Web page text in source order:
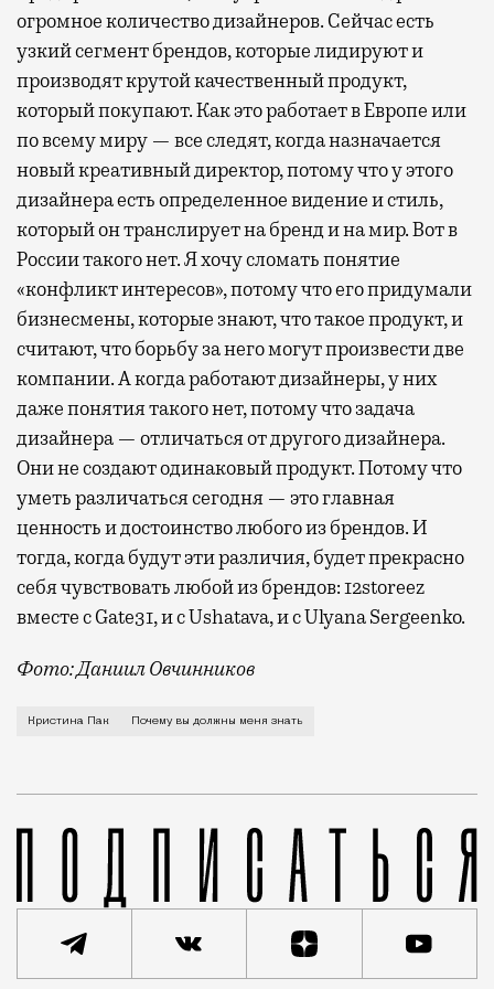
огромное количество дизайнеров. Сейчас есть
узкий сегмент брендов, которые лидируют и
производят крутой качественный продукт,
который покупают. Как это работает в Европе или
по всему миру — все следят, когда назначается
новый креативный директор, потому что у этого
дизайнера есть определенное видение и стиль,
который он транслирует на бренд и на мир. Вот в
России такого нет. Я хочу сломать понятие
«конфликт интересов», потому что его придумали
бизнесмены, которые знают, что такое продукт, и
считают, что борьбу за него могут произвести две
компании. А когда работают дизайнеры, у них
даже понятия такого нет, потому что задача
дизайнера — отличаться от другого дизайнера.
Они не создают одинаковый продукт. Потому что
уметь различаться сегодня — это главная
ценность и достоинство любого из брендов. И
тогда, когда будут эти различия, будет прекрасно
себя чувствовать любой из брендов: 12storeez
вместе с Gate31, и с Ushatava, и с Ulyana Sergeenko.
Фото: Даниил Овчинников
Я родилась в Узбекистане. Я чистая кореянка —
Кристина Пак Почему вы должны меня знать